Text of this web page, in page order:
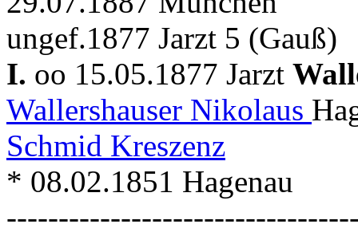
ungef.1877 Jarzt 5 (Gauß)
I. oo 15.05.1877 Jarzt
Wallershauser Nikolaus
Schmid Kreszenz
* 08.02.1851 Hagenau